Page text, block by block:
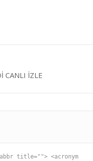
CANLI İZLE
title=""> <acronym